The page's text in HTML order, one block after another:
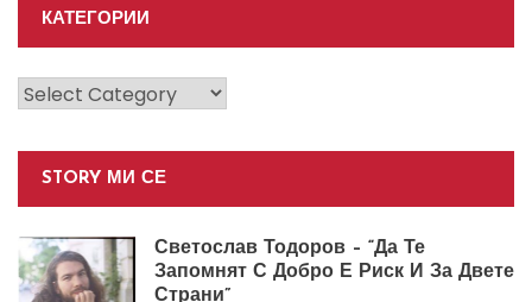
КАТЕГОРИИ
Категории
STORY МИ СЕ
Светослав Тодоров – “Да Те
Запомнят С Добро Е Риск И За Двете
Страни”